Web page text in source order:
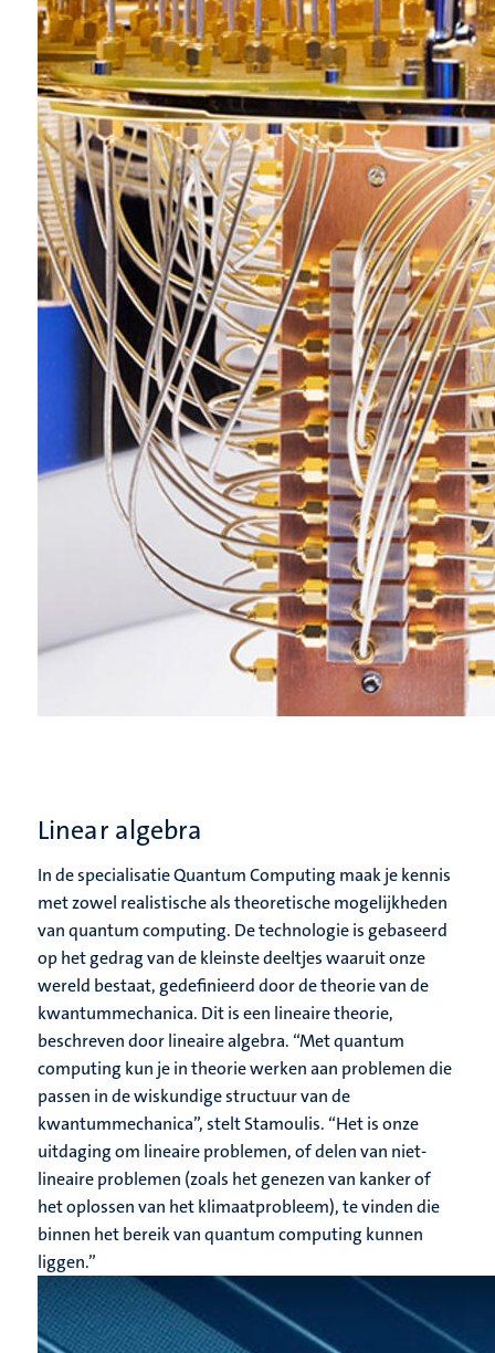
Linear algebra
In de specialisatie Quantum Computing maak je kennis
met zowel realistische als theoretische mogelijkheden
van quantum computing. De technologie is gebaseerd
op het gedrag van de kleinste deeltjes waaruit onze
wereld bestaat, gedefinieerd door de theorie van de
kwantummechanica. Dit is een lineaire theorie,
beschreven door lineaire algebra. “Met quantum
computing kun je in theorie werken aan problemen die
passen in de wiskundige structuur van de
kwantummechanica”, stelt Stamoulis. “Het is onze
uitdaging om lineaire problemen, of delen van niet-
lineaire problemen (zoals het genezen van kanker of
het oplossen van het klimaatprobleem), te vinden die
binnen het bereik van quantum computing kunnen
liggen.”